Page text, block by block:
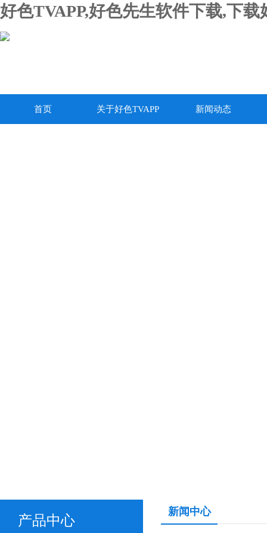
好色TVAPP,好色先生软件下载,下
首页 关于好色TVAPP 新闻动态
产品中心
新闻中心